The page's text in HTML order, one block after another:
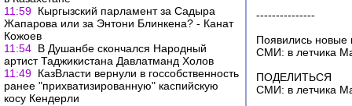
11:59 Кыргызский парламент за Садыра
Жапарова или за Энтони Блинкена? - Канат
Кожоев
11:54 В Душанбе скончался Народный
артист Таджикистана Давлатманд Холов
11:49 КазВласти вернули в госсобственность
ранее "прихватизированную" каспийскую
косу Кендерли
---------------
Появились новые
СМИ: в летчика
ПОДЕЛИТЬСЯ
СМИ: в летчика